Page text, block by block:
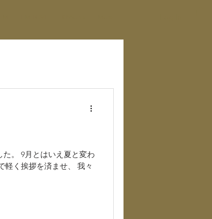
。 9月とはいえ夏と変わ
軽く挨拶を済ませ、 我々